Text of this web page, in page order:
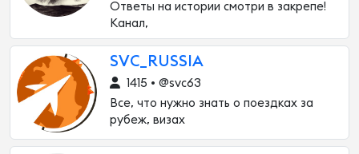
Ответы на истории смотри в закрепе!
Канал,
SVC_RUSSIA
1415 • @svc63
Все, что нужно знать о поездках за
рубеж, визах